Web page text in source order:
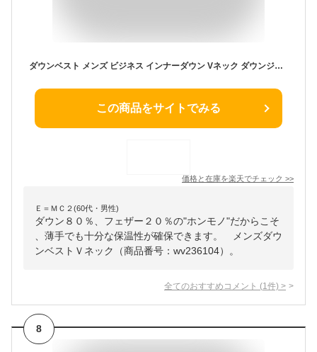
ダウンベスト メンズ ビジネス インナーダウン Vネック ダウンジレ ジレ ビジネスダウン スーツジレ フェザー ダウン ヘリンボーン シンプル スーツベスト チョッキ ベーシック 大きいサイズ ダウン80% フェザー20% グレー ネイビー 秋冬
この商品をサイトでみる
価格と在庫を楽天でチェック >>
Ｅ＝ＭＣ２(60代・男性)
ダウン８０％、フェザー２０％の"ホンモノ"だからこそ
、薄手でも十分な保温性が確保できます。 メンズダウ
ンベストＶネック（商品番号：wv236104）。
全てのおすすめコメント (1 件) >
8